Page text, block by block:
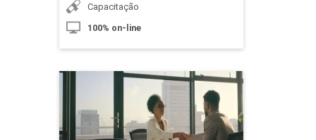
Capacitação
100% on-line
Captação e Retenção de
Talentos
Detalhes do curso